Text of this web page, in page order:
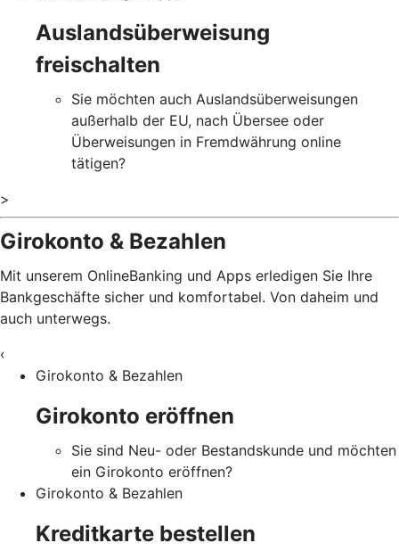
Auslandsüberweisung
freischalten
Sie möchten auch Auslandsüberweisungen
außerhalb der EU, nach Übersee oder
Überweisungen in Fremdwährung online
tätigen?
>
Girokonto & Bezahlen
Mit unserem OnlineBanking und Apps erledigen Sie Ihre
Bankgeschäfte sicher und komfortabel. Von daheim und
auch unterwegs.
‹
Girokonto & Bezahlen
Girokonto eröffnen
Sie sind Neu- oder Bestandskunde und möchten
ein Girokonto eröffnen?
Girokonto & Bezahlen
Kreditkarte bestellen